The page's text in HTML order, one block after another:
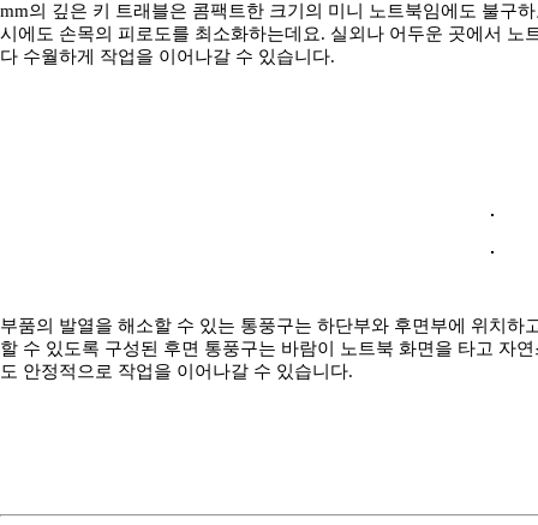
mm의 깊은 키 트래블은 콤팩트한 크기의 미니 노트북임에도 불구
시에도 손목의 피로도를 최소화하는데요. 실외나 어두운 곳에서
다 수월하게 작업을 이어나갈 수 있습니다.
부품의 발열을 해소할 수 있는 통풍구는 하단부와 후면부에 위치
할 수 있도록 구성된 후면 통풍구는 바람이 노트북 화면을 타고 자
도 안정적으로 작업을 이어나갈 수 있습니다.